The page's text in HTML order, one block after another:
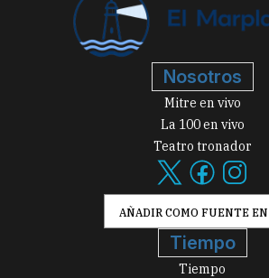
Nosotros
Mitre en vivo
La 100 en vivo
Teatro tronador
AÑADIR COMO FUENTE EN
Tiempo
Tiempo